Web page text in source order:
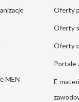
MEN
Oferty
Oferty
Oferty
Portale
E-